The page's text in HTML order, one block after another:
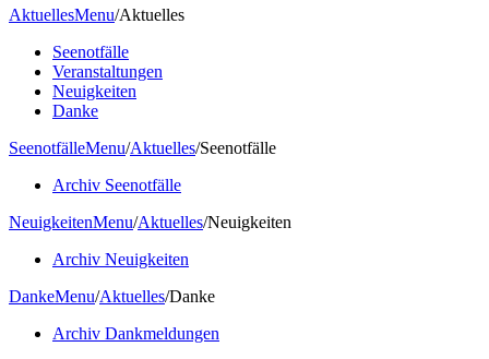
AktuellesMenu/Aktuelles
Seenotfälle
Veranstaltungen
Neuigkeiten
Danke
SeenotfälleMenu/Aktuelles/Seenotfälle
Archiv Seenotfälle
NeuigkeitenMenu/Aktuelles/Neuigkeiten
Archiv Neuigkeiten
DankeMenu/Aktuelles/Danke
Archiv Dankmeldungen